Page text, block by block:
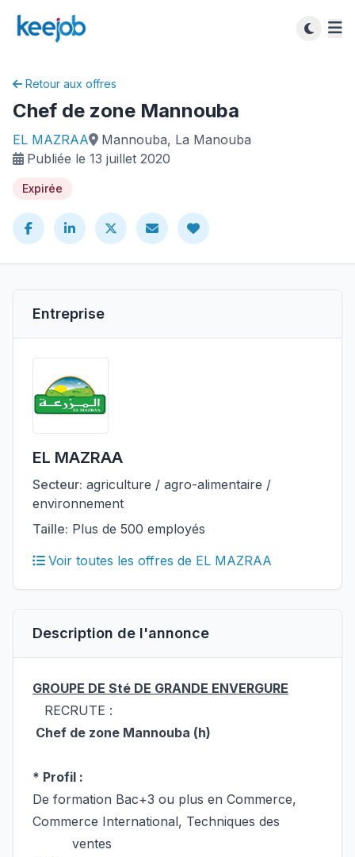
Retour aux offres
Chef de zone Mannouba
EL MAZRAA
Mannouba, La Manouba
Publiée le 13 juillet 2020
Expirée
Entreprise
EL MAZRAA
Secteur: agriculture / agro-alimentaire /
environnement
Taille: Plus de 500 employés
Voir toutes les offres de EL MAZRAA
Description de l'annonce
GROUPE DE Sté DE GRANDE ENVERGURE
RECRUTE :
Chef de zone Mannouba (h)
* Profil :
De formation Bac+3 ou plus en Commerce,
Commerce International, Techniques des
ventes